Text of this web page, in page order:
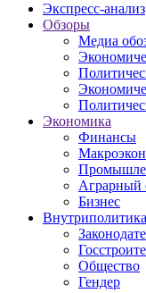
Экспресс-анализ
Обзоры
Медиа
Экономика
Финансы
Аграрный
Бизнес
Внутриполитика
Общество
Гендер